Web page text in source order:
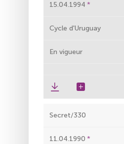
15.04.1994
Cycle d'Uruguay
En vigueur
Secret/330
11.04.1990